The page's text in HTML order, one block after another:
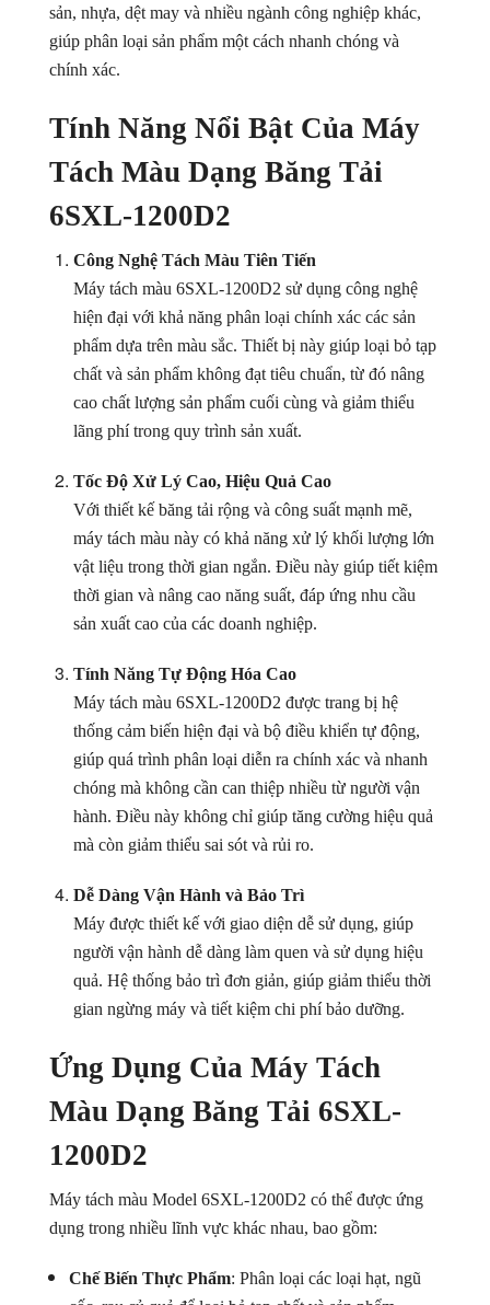
Máy Tách Hạt Đậu
Máy Tách Tạp Chất Tỷ Trọng
sản, nhựa, dệt may và nhiều ngành công nghiệp khác,
giúp phân loại sản phẩm một cách nhanh chóng và
chính xác.
Tính Năng Nổi Bật Của Máy
Tách Màu Dạng Băng Tải
6SXL-1200D2
Công Nghệ Tách Màu Tiên Tiến
Máy tách màu 6SXL-1200D2 sử dụng công nghệ
hiện đại với khả năng phân loại chính xác các sản
phẩm dựa trên màu sắc. Thiết bị này giúp loại bỏ tạp
chất và sản phẩm không đạt tiêu chuẩn, từ đó nâng
cao chất lượng sản phẩm cuối cùng và giảm thiểu
lãng phí trong quy trình sản xuất.
Tốc Độ Xử Lý Cao, Hiệu Quả Cao
Với thiết kế băng tải rộng và công suất mạnh mẽ,
máy tách màu này có khả năng xử lý khối lượng lớn
vật liệu trong thời gian ngắn. Điều này giúp tiết kiệm
thời gian và nâng cao năng suất, đáp ứng nhu cầu
sản xuất cao của các doanh nghiệp.
Tính Năng Tự Động Hóa Cao
Máy tách màu 6SXL-1200D2 được trang bị hệ
thống cảm biến hiện đại và bộ điều khiển tự động,
giúp quá trình phân loại diễn ra chính xác và nhanh
chóng mà không cần can thiệp nhiều từ người vận
hành. Điều này không chỉ giúp tăng cường hiệu quả
mà còn giảm thiểu sai sót và rủi ro.
Dễ Dàng Vận Hành và Bảo Trì
Máy được thiết kế với giao diện dễ sử dụng, giúp
người vận hành dễ dàng làm quen và sử dụng hiệu
quả. Hệ thống bảo trì đơn giản, giúp giảm thiểu thời
gian ngừng máy và tiết kiệm chi phí bảo dưỡng.
Ứng Dụng Của Máy Tách
Màu Dạng Băng Tải 6SXL-
1200D2
Máy tách màu Model 6SXL-1200D2 có thể được ứng
dụng trong nhiều lĩnh vực khác nhau, bao gồm:
Chế Biến Thực Phẩm: Phân loại các loại hạt, ngũ